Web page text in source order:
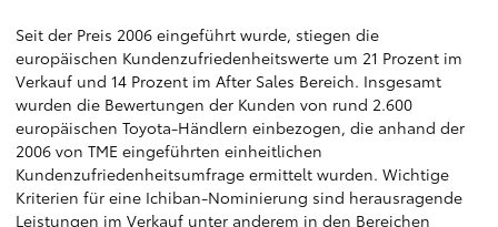
Seit der Preis 2006 eingeführt wurde, stiegen die
europäischen Kundenzufriedenheitswerte um 21 Prozent im
Verkauf und 14 Prozent im After Sales Bereich. Insgesamt
wurden die Bewertungen der Kunden von rund 2.600
europäischen Toyota-Händlern einbezogen, die anhand der
2006 von TME eingeführten einheitlichen
Kundenzufriedenheitsumfrage ermittelt wurden. Wichtige
Kriterien für eine Ichiban-Nominierung sind herausragende
Leistungen im Verkauf unter anderem in den Bereichen